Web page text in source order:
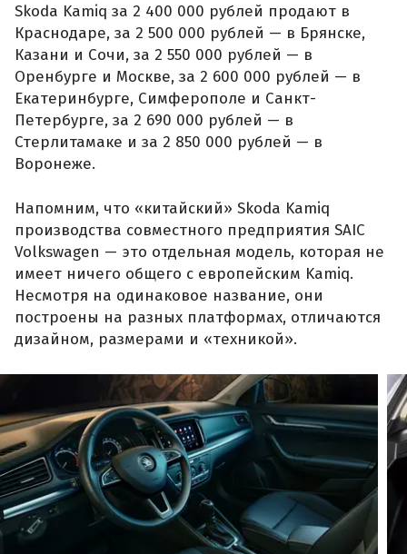
Skoda Kamiq за 2 400 000 рублей продают в
Краснодаре, за 2 500 000 рублей — в Брянске,
Казани и Сочи, за 2 550 000 рублей — в
Оренбурге и Москве, за 2 600 000 рублей — в
Екатеринбурге, Симферополе и Санкт-
Петербурге, за 2 690 000 рублей — в
Стерлитамаке и за 2 850 000 рублей — в
Воронеже.
Напомним, что «китайский» Skoda Kamiq
производства совместного предприятия SAIC
Volkswagen — это отдельная модель, которая не
имеет ничего общего с европейским Kamiq.
Несмотря на одинаковое название, они
построены на разных платформах, отличаются
дизайном, размерами и «техникой».